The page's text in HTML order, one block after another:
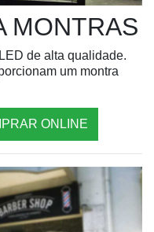
MONTRAS
de alta qualidade.
um montra
ONLINE